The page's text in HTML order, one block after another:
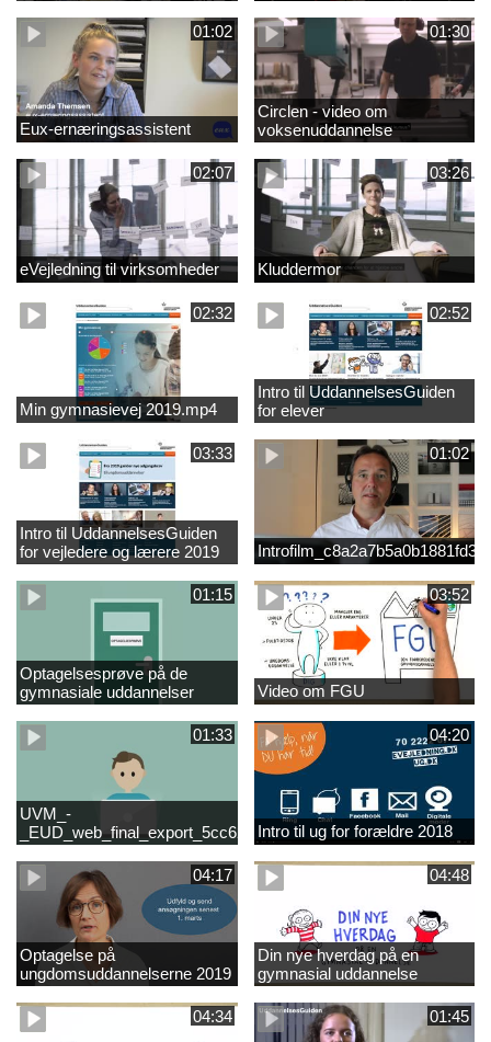
01:02
Eux-ernæringsassistent
01:30
Circlen - video om
voksenuddannelse
02:07
eVejledning til virksomheder
03:26
Kluddermor
02:32
Min gymnasievej 2019.mp4
02:52
Intro til UddannelsesGuiden
for elever
03:33
Intro til UddannelsesGuiden
for vejledere og lærere 2019
01:02
01:15
Optagelsesprøve på de
gymnasiale uddannelser
03:52
Video om FGU
01:33
UVM_-
04:20
Intro til ug for forældre 2018
04:17
Optagelse på
ungdomsuddannelserne 2019
04:48
Din nye hverdag på en
gymnasial uddannelse
04:34 01:45